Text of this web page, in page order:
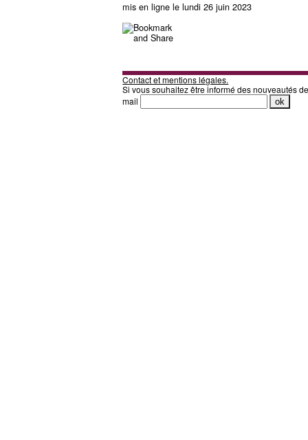
mis en ligne le lundi 26 juin 2023
Contact et mentions légales.
Si vous souhaitez être informé des nouveautés
mail